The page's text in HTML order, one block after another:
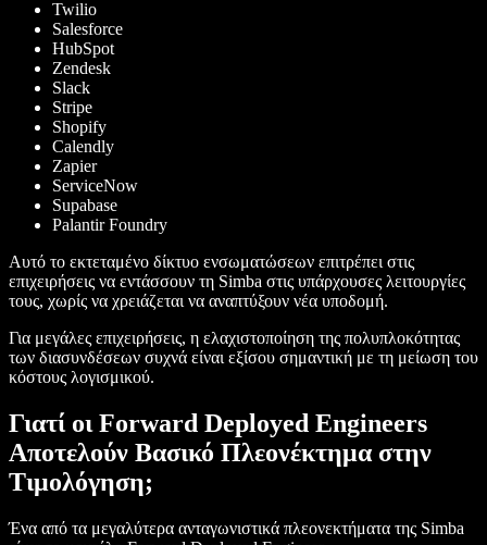
Twilio
Salesforce
HubSpot
Zendesk
Slack
Stripe
Shopify
Calendly
Zapier
ServiceNow
Supabase
Palantir Foundry
Αυτό το εκτεταμένο δίκτυο ενσωματώσεων επιτρέπει στις
επιχειρήσεις να εντάσσουν τη Simba στις υπάρχουσες λειτουργίες
τους, χωρίς να χρειάζεται να αναπτύξουν νέα υποδομή.
Για μεγάλες επιχειρήσεις, η ελαχιστοποίηση της πολυπλοκότητας
των διασυνδέσεων συχνά είναι εξίσου σημαντική με τη μείωση του
κόστους λογισμικού.
Γιατί οι Forward Deployed Engineers
Αποτελούν Βασικό Πλεονέκτημα στην
Τιμολόγηση;
Ένα από τα μεγαλύτερα ανταγωνιστικά πλεονεκτήματα της Simba